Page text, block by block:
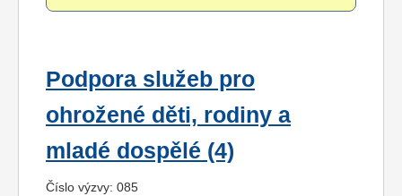
Podpora služeb pro
ohrožené děti, rodiny a
mladé dospělé (4)
Číslo výzvy: 085